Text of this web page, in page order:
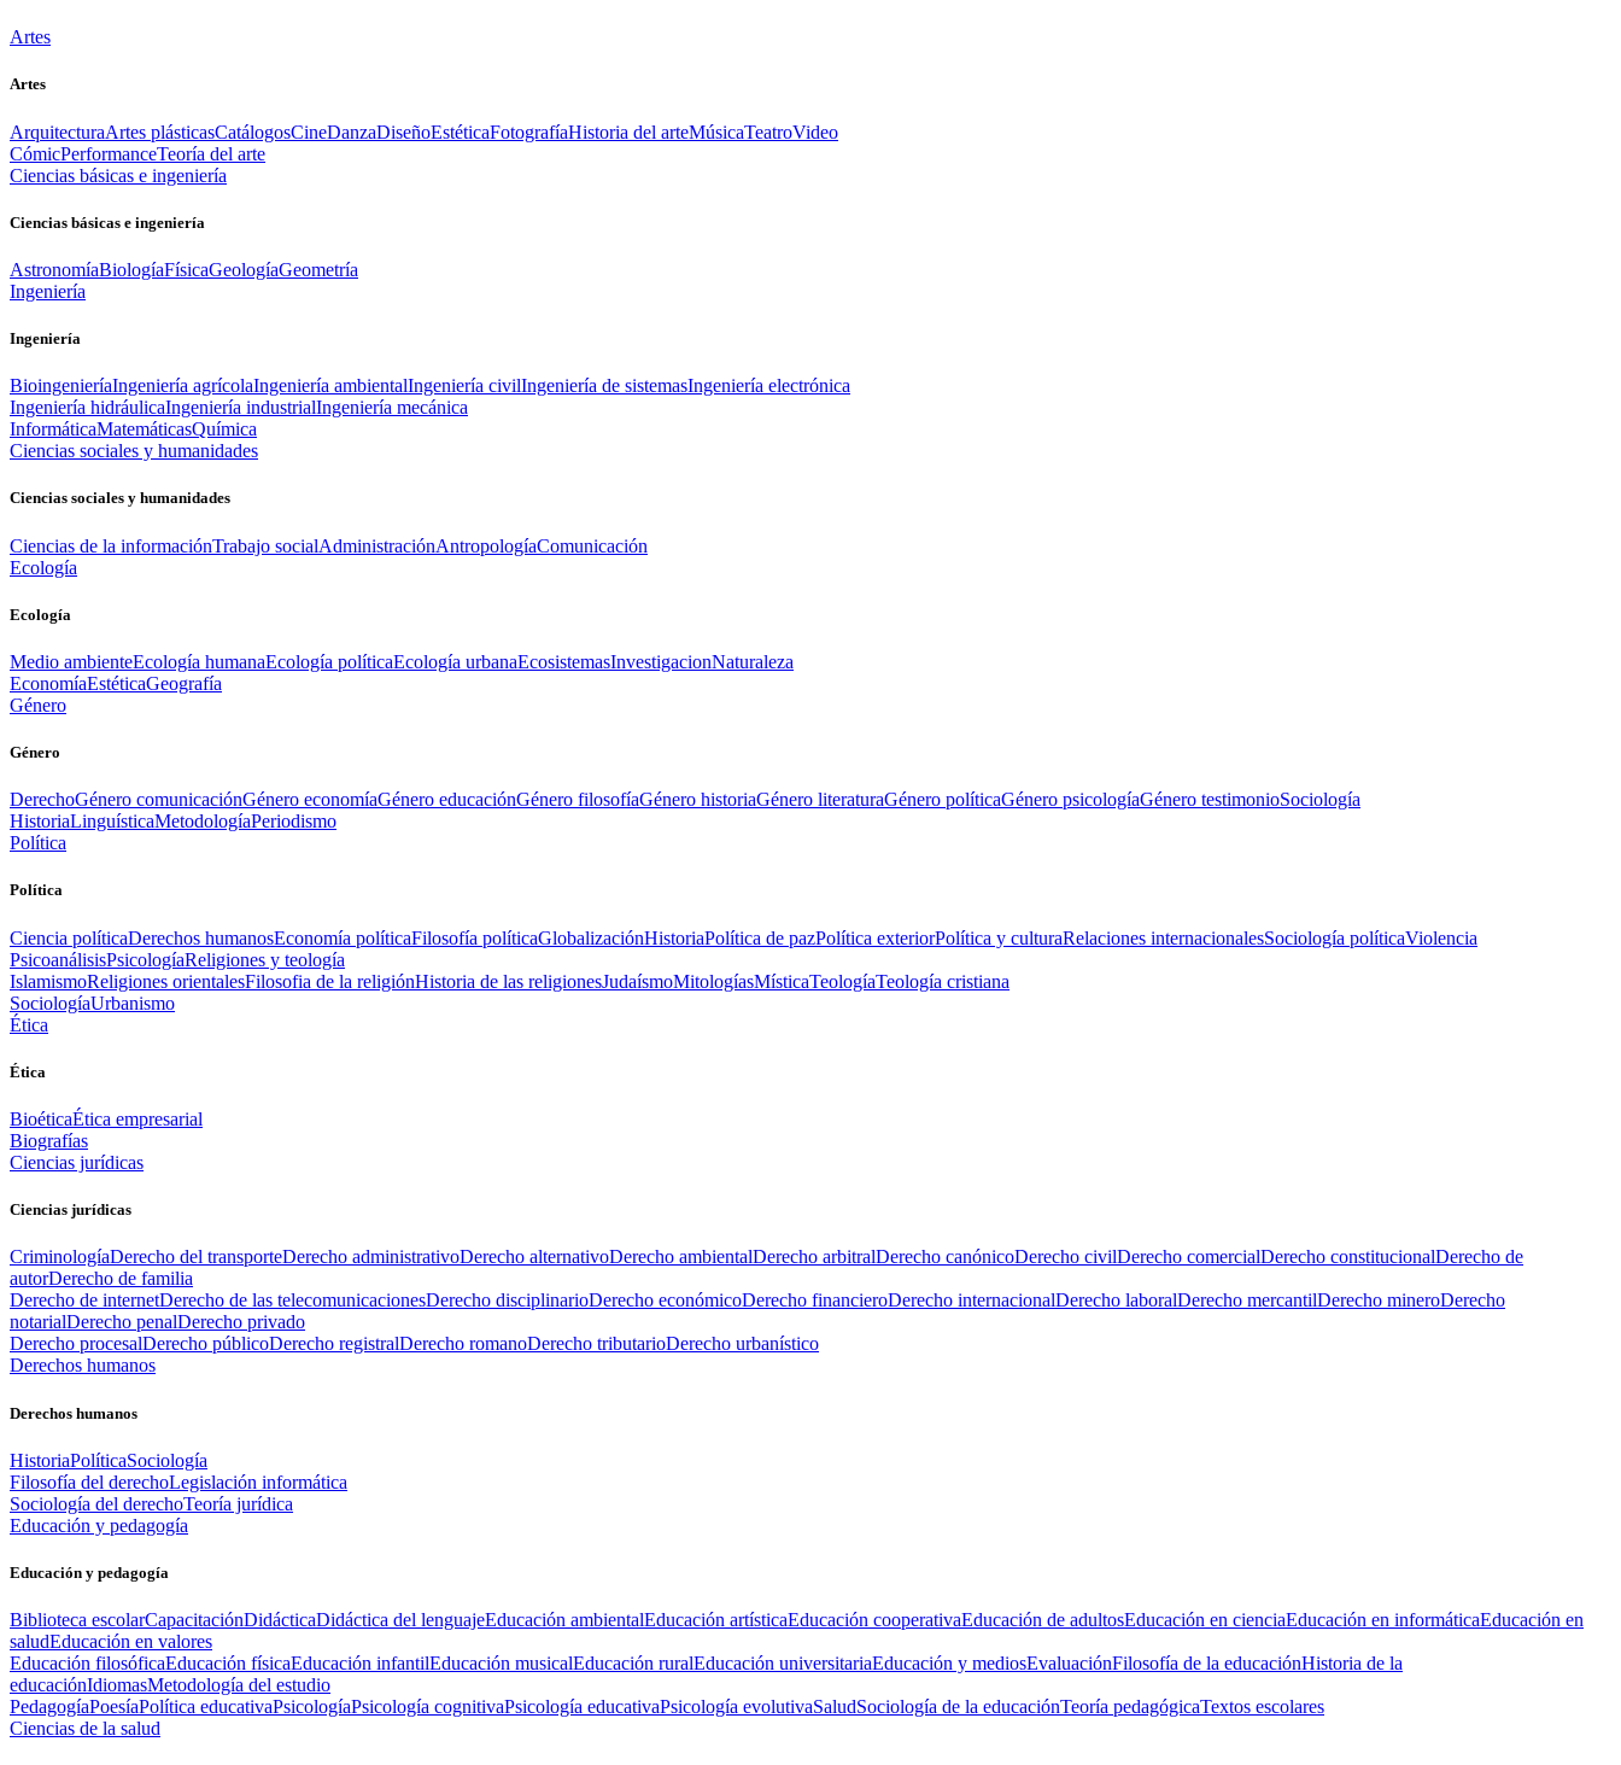
Artes
Artes
ArquitecturaArtes plásticasCatálogosCineDanzaDiseñoEstéticaFotografíaHistoria del arteMúsicaTeatroVideo
CómicPerformanceTeoría del arte
Ciencias básicas e ingeniería
Ciencias básicas e ingeniería
AstronomíaBiologíaFísicaGeologíaGeometría
Ingeniería
Ingeniería
BioingenieríaIngeniería agrícolaIngeniería ambientalIngeniería civilIngeniería de sistemasIngeniería electrónica
Ingeniería hidráulicaIngeniería industrialIngeniería mecánica
InformáticaMatemáticasQuímica
Ciencias sociales y humanidades
Ciencias sociales y humanidades
Ciencias de la informaciónTrabajo socialAdministraciónAntropologíaComunicación
Ecología
Ecología
Medio ambienteEcología humanaEcología políticaEcología urbanaEcosistemasInvestigacionNaturaleza
EconomíaEstéticaGeografía
Género
Género
DerechoGénero comunicaciónGénero economíaGénero educaciónGénero filosofíaGénero historiaGénero literaturaGénero políticaGénero psicologíaGénero testimonioSociología
HistoriaLinguísticaMetodologíaPeriodismo
Política
Política
Ciencia políticaDerechos humanosEconomía políticaFilosofía políticaGlobalizaciónHistoriaPolítica de pazPolítica exteriorPolítica y culturaRelaciones internacionalesSociología políticaViolencia
PsicoanálisisPsicologíaReligiones y teología
IslamismoReligiones orientalesFilosofia de la religiónHistoria de las religionesJudaísmoMitologíasMísticaTeologíaTeología cristiana
SociologíaUrbanismo
Ética
Ética
BioéticaÉtica empresarial
Biografías
Ciencias jurídicas
Ciencias jurídicas
CriminologíaDerecho del transporteDerecho administrativoDerecho alternativoDerecho ambientalDerecho arbitralDerecho canónicoDerecho civilDerecho comercialDerecho constitucionalDerecho de
autorDerecho de familia
Derecho de internetDerecho de las telecomunicacionesDerecho disciplinarioDerecho económicoDerecho financieroDerecho internacionalDerecho laboralDerecho mercantilDerecho mineroDerecho
notarialDerecho penalDerecho privado
Derecho procesalDerecho públicoDerecho registralDerecho romanoDerecho tributarioDerecho urbanístico
Derechos humanos
Derechos humanos
HistoriaPolíticaSociología
Filosofía del derechoLegislación informática
Sociología del derechoTeoría jurídica
Educación y pedagogía
Educación y pedagogía
Biblioteca escolarCapacitaciónDidácticaDidáctica del lenguajeEducación ambientalEducación artísticaEducación cooperativaEducación de adultosEducación en cienciaEducación en informáticaEducación en
saludEducación en valores
Educación filosóficaEducación físicaEducación infantilEducación musicalEducación ruralEducación universitariaEducación y mediosEvaluaciónFilosofía de la educaciónHistoria de la
educaciónIdiomasMetodología del estudio
PedagogíaPoesíaPolítica educativaPsicologíaPsicología cognitivaPsicología educativaPsicología evolutivaSaludSociología de la educaciónTeoría pedagógicaTextos escolares
Ciencias de la salud